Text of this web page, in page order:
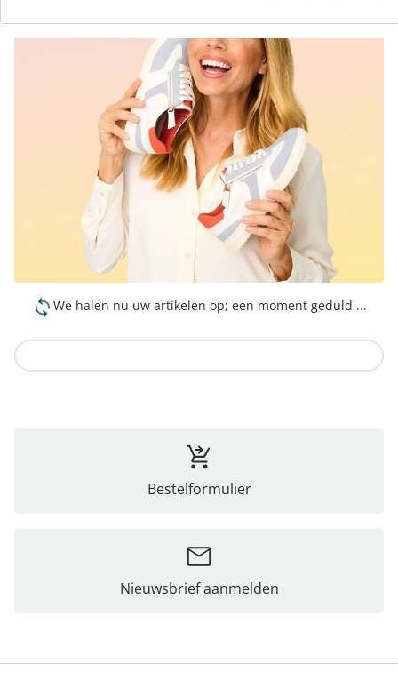
We halen nu uw artikelen op; een moment geduld ...
Bestelformulier
Nieuwsbrief aanmelden